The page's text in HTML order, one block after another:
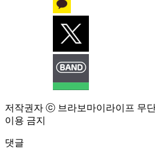
저작권자 ⓒ 브라보마이라이프 무
이용 금지
댓글